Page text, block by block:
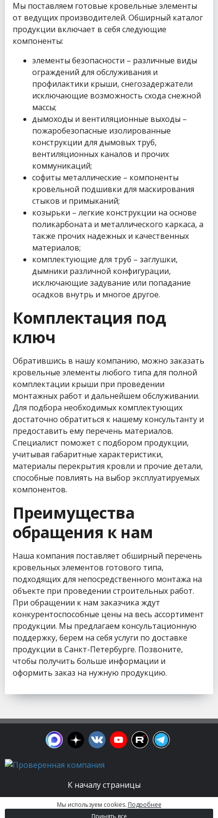
Мы поставляем готовые кровельные элементы
от ведущих производителей. Обширный каталог
продукции включает в себя следующие
компоненты:
элементы безопасности – различные виды
ограждений для обслуживания и
профилактики крыши, снегозадержатели
исключающие возможность схода снежной
массы;
дымоходы и вентиляционные выходы –
пожаробезопасные изолированные
конструкции для дымовых труб,
вентиляционных каналов и прочих
коммуникаций;
софиты металлические – компоненты
кровельной подшивки для маскирования
стыков и примыканий;
козырьки – легкие конструкции на основе
поликарбоната и металлического каркаса, а
также прочих надежных и качественных
материалов;
комплектующие для труб – заглушки,
дымники различной конфигурации,
исключающие задувание или попадание
осадков внутрь и многое другое.
Комплектация под
ключ
Обратившись в нашу компанию, можно заказать
кровельные элементы любого типа для полной
комплектации крыши при проведении
монтажных работ и дальнейшем обслуживании.
Для подбора необходимых комплектующих
достаточно обратиться к нашему консультанту и
предоставить ему перечень материалов.
Специалист поможет с подбором продукции,
учитывая габаритные характеристики,
материалы перекрытия кровли и прочие детали,
способные повлиять на выбор эксплуатируемых
компонентов.
Преимущества
обращения к нам
Наша компания поставляет обширный перечень
кровельных элементов готового типа,
подходящих для непосредственного монтажа на
объекте при проведении строительных работ.
При обращении к нам заказчика ждут
конкурентоспособные цены на весь ассортимент
продукции. Мы предлагаем консультационную
поддержку, берем на себя услуги по доставке
продукции в Санкт-Петербурге. Позвоните,
чтобы получить больше информации и
оформить заказ на нужную продукцию.
К началу страницы
© 2003 - 2026. Апельсин group | Группа
Мы используем cookies. Подробнее
Принять все